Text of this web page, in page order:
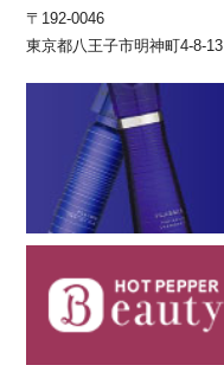
〒192-0046
東京都八王子市明神町4-8-13